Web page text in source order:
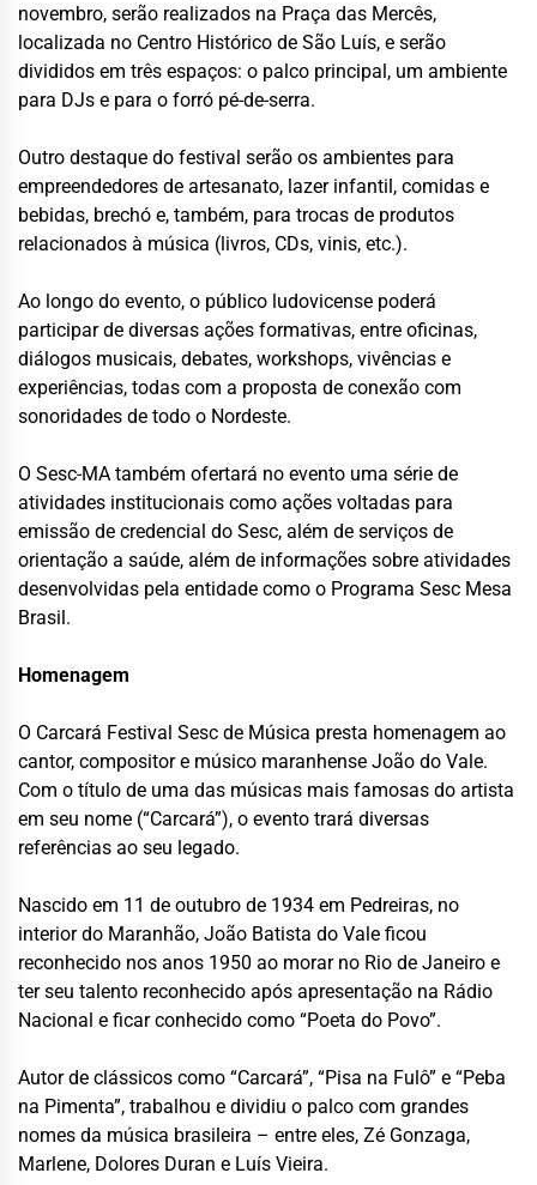
novembro, serão realizados na Praça das Mercês,
localizada no Centro Histórico de São Luís, e serão
divididos em três espaços: o palco principal, um ambiente
para DJs e para o forró pé-de-serra.
Outro destaque do festival serão os ambientes para
empreendedores de artesanato, lazer infantil, comidas e
bebidas, brechó e, também, para trocas de produtos
relacionados à música (livros, CDs, vinis, etc.).
Ao longo do evento, o público ludovicense poderá
participar de diversas ações formativas, entre oficinas,
diálogos musicais, debates, workshops, vivências e
experiências, todas com a proposta de conexão com
sonoridades de todo o Nordeste.
O Sesc-MA também ofertará no evento uma série de
atividades institucionais como ações voltadas para
emissão de credencial do Sesc, além de serviços de
orientação a saúde, além de informações sobre atividades
desenvolvidas pela entidade como o Programa Sesc Mesa
Brasil.
Homenagem
O Carcará Festival Sesc de Música presta homenagem ao
cantor, compositor e músico maranhense João do Vale.
Com o título de uma das músicas mais famosas do artista
em seu nome (“Carcará”), o evento trará diversas
referências ao seu legado.
Nascido em 11 de outubro de 1934 em Pedreiras, no
interior do Maranhão, João Batista do Vale ficou
reconhecido nos anos 1950 ao morar no Rio de Janeiro e
ter seu talento reconhecido após apresentação na Rádio
Nacional e ficar conhecido como “Poeta do Povo”.
Autor de clássicos como “Carcará”, “Pisa na Fulô” e “Peba
na Pimenta”, trabalhou e dividiu o palco com grandes
nomes da música brasileira – entre eles, Zé Gonzaga,
Marlene, Dolores Duran e Luís Vieira.